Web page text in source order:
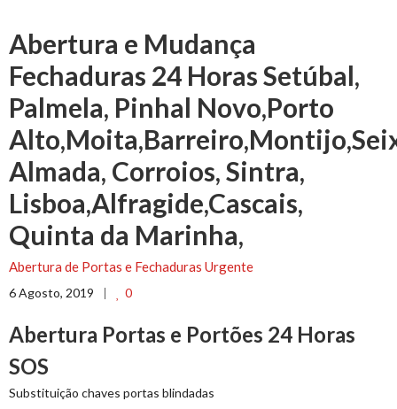
Abertura e Mudança
Fechaduras 24 Horas Setúbal,
Palmela, Pinhal Novo,Porto
Almada, Corroios, Sintra,
Lisboa,Alfragide,Cascais,
Quinta da Marinha,
Abertura de Portas e Fechaduras Urgente
6 Agosto, 2019 0
Abertura Portas e Portões 24 Horas
SOS
Substituição chaves portas blindadas